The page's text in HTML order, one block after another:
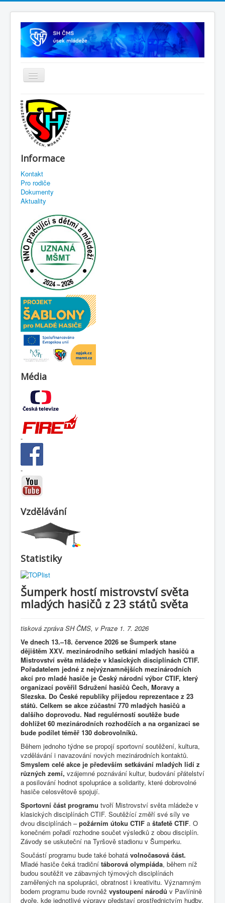
Informace
Kontakt
Pro rodiče
Dokumenty
Aktuality
Média
-
-
Vzdělávání
Statistiky
Šumperk hostí mistrovství světa
mladých hasičů z 23 států světa
tisková zpráva SH ČMS, v Praze 1. 7. 2026
Ve dnech 13.–18. července 2026 se Šumperk stane
dějištěm XXV. mezinárodního setkání mladých hasičů a
Mistrovství světa mládeže v klasických disciplínách CTIF.
Pořadatelem jedné z nejvýznamnějších mezinárodních
akcí pro mladé hasiče je Český národní výbor CTIF, který
organizací pověřil Sdružení hasičů Čech, Moravy a
Slezska. Do České republiky přijedou reprezentace z 23
států. Celkem se akce zúčastní 770 mladých hasičů a
dalšího doprovodu. Nad regulérností soutěže bude
dohlížet 60 mezinárodních rozhodčích a na organizaci se
bude podílet téměř 130 dobrovolníků.
Během jednoho týdne se propojí sportovní soutěžení, kultura,
vzdělávání i navazování nových mezinárodních kontaktů.
Smyslem celé akce je především setkávání mladých lidí z
různých zemí, vzájemné poznávání kultur, budování přátelství
a posilování hodnot spolupráce a solidarity, které dobrovolné
hasiče celosvětově spojují.
Sportovní část programu tvoří Mistrovství světa mládeže v
klasických disciplínách CTIF. Soutěžící změří své síly ve
dvou disciplínách –požárním útoku CTIF a štafetě CTIF. O
konečném pořadí rozhodne součet výsledků z obou disciplín.
Závody se uskuteční na Tyršově stadionu v Šumperku.
Součástí programu bude také bohatá volnočasová část.
Mladé hasiče čeká tradiční táborová olympiáda, během níž
budou soutěžit ve zábavných týmových disciplínách
zaměřených na spolupráci, obratnost i kreativitu. Významným
bodem programu bude rovněž vystoupení národů v Pavlínině
dvoře, kde jednotlivé výpravy představí prostřednictvím hudby,